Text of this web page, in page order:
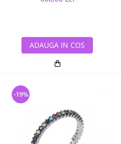
ADAUGA IN COS
-19%